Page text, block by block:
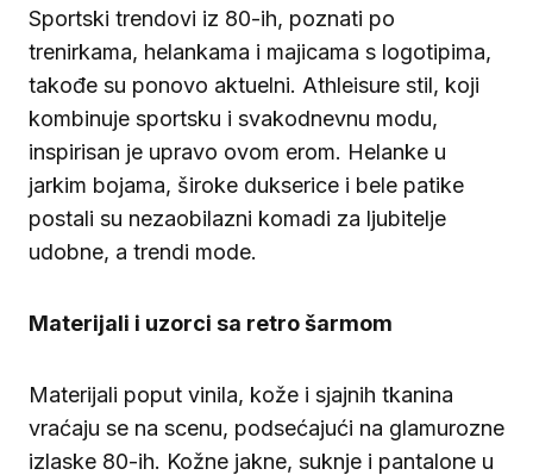
Sportski trendovi iz 80-ih, poznati po
trenirkama, helankama i majicama s logotipima,
takođe su ponovo aktuelni. Athleisure stil, koji
kombinuje sportsku i svakodnevnu modu,
inspirisan je upravo ovom erom. Helanke u
jarkim bojama, široke dukserice i bele patike
postali su nezaobilazni komadi za ljubitelje
udobne, a trendi mode.
Materijali i uzorci sa retro šarmom
Materijali poput vinila, kože i sjajnih tkanina
vraćaju se na scenu, podsećajući na glamurozne
izlaske 80-ih. Kožne jakne, suknje i pantalone u